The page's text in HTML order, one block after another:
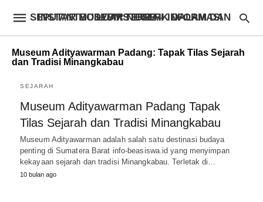
INSTANTBODYFIXSTORE – INFORMASI SEPUTAR MUSEUM TERBAIK DALAM DAN LUAR NEGERI
Museum Adityawarman Padang: Tapak Tilas Sejarah
dan Tradisi Minangkabau
SEJARAH
Museum Adityawarman Padang Tapak
Tilas Sejarah dan Tradisi Minangkabau
Museum Adityawarman adalah salah satu destinasi budaya
penting di Sumatera Barat info-beasiswa.id yang menyimpan
kekayaan sejarah dan tradisi Minangkabau. Terletak di…
10 bulan ago